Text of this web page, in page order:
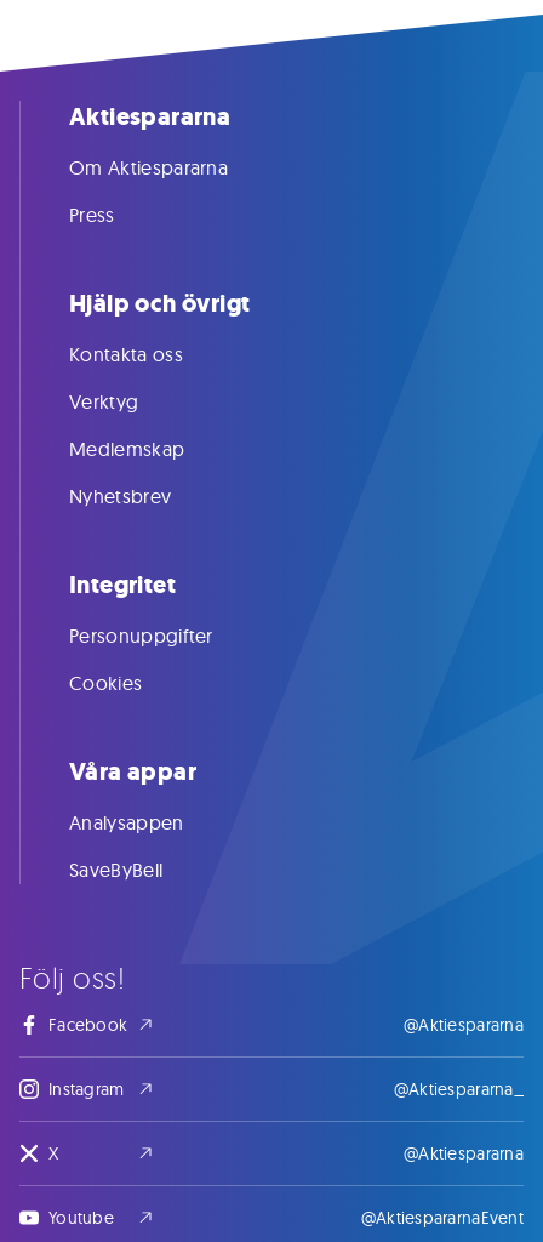
Följ oss!
Facebook @Aktiespararna
Instagram @Aktiespararna_
X @Aktiespararna
Youtube @AktiespararnaEvent
Aktiespararna
Om Aktiespararna
Press
Hjälp och övrigt
Kontakta oss
Verktyg
Medlemskap
Nyhetsbrev
Integritet
Personuppgifter
Cookies
Våra appar
Analysappen
SaveByBell